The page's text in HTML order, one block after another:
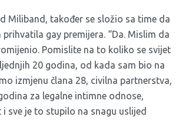
Miliband, također se složio sa time da
prihvatila gay premijera. “Da. Mislim da
Pomislite na to koliko se svijet
20 godina, od kada sam bio na
izmjenu člana 28, civilna partnerstva,
za legalne intimne odnose,
i sve je to stupilo na snagu uslijed